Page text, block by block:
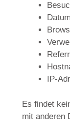
IP-
Es findet
mit anderen